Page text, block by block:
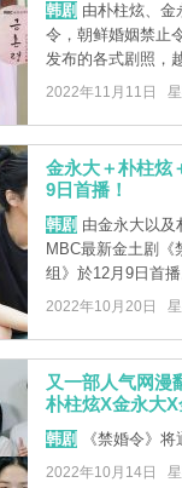
韩剧 由朴柱炫、金
令，朝鲜婚姻禁止
发布的各式剧照，
2022年11月11日
金永大＋朴柱炫
9日首播！
韩剧 由金永大以及
MBC最新金土剧《
组》於12月9日首播
2022年10月20日
又一部人气网漫
朴柱炫X金永大
韩剧 《禁婚令》将
2022年10月14日